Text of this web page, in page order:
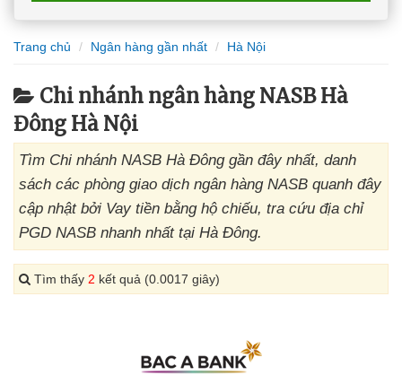
Trang chủ Ngân hàng gần nhất Hà Nội
Chi nhánh ngân hàng NASB Hà
Đông Hà Nội
Tìm Chi nhánh NASB Hà Đông gần đây nhất, danh
sách các phòng giao dịch ngân hàng NASB quanh đây
cập nhật bởi Vay tiền bằng hộ chiếu, tra cứu địa chỉ
PGD NASB nhanh nhất tại Hà Đông.
Tìm thấy 2 kết quả (0.0017 giây)